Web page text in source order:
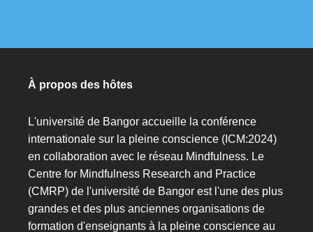
À propos des hôtes
L'université de Bangor accueille la conférence
internationale sur la pleine conscience (ICM:2024)
en collaboration avec le réseau Mindfulness. Le
Centre for Mindfulness Research and Practice
(CMRP) de l'université de Bangor est l'une des plus
grandes et des plus anciennes organisations de
formation d'enseignants à la pleine conscience au